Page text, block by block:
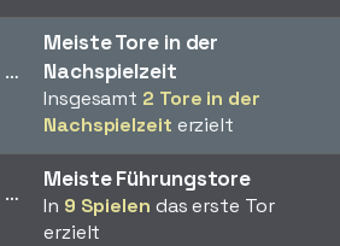
Meiste Tore in der
Nachspielzeit
Insgesamt 2 Tore in der
Nachspielzeit erzielt
Meiste Führungstore
In 9 Spielen das erste Tor
erzielt